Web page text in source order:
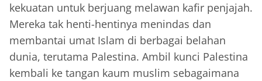
kekuatan untuk berjuang melawan kafir penjajah.
Mereka tak henti-hentinya menindas dan
membantai umat Islam di berbagai belahan
dunia, terutama Palestina. Ambil kunci Palestina
kembali ke tangan kaum muslim sebagaimana